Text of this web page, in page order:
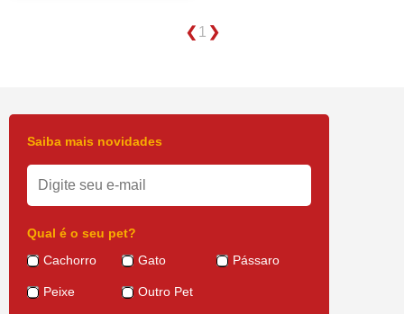
1
Saiba mais novidades
Qual é o seu pet?
Cachorro
Gato Pássaro
Peixe Outro Pet